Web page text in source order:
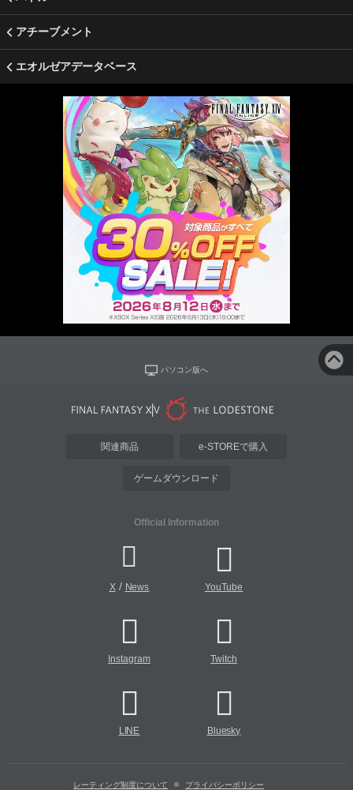
アチーブメント
エオルゼアデータベース
パソコン版へ
関連商品 e-STOREで購入
ゲームダウンロード
Official Information
X/ News YouTube
Instagram Twitch
LINE Bluesky
レーティング制度について プライバシーポリシー